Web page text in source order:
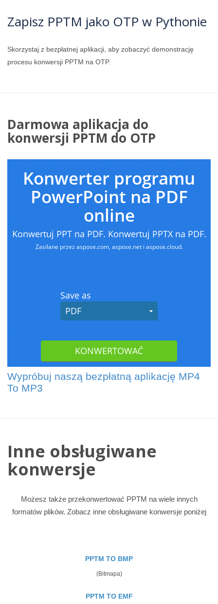
Zapisz PPTM jako OTP w Pythonie
Skorzystaj z bezpłatnej aplikacji, aby zobaczyć demonstrację
procesu konwersji PPTM na OTP.
Darmowa aplikacja do
konwersji PPTM do OTP
Wypróbuj naszą bezpłatną aplikację MP4
To MP3
Inne obsługiwane
konwersje
Możesz także przekonwertować PPTM na wiele innych
formatów plików. Zobacz inne obsługiwane konwersje poniżej
PPTM TO BMP
(Bitmapa)
PPTM TO EMF